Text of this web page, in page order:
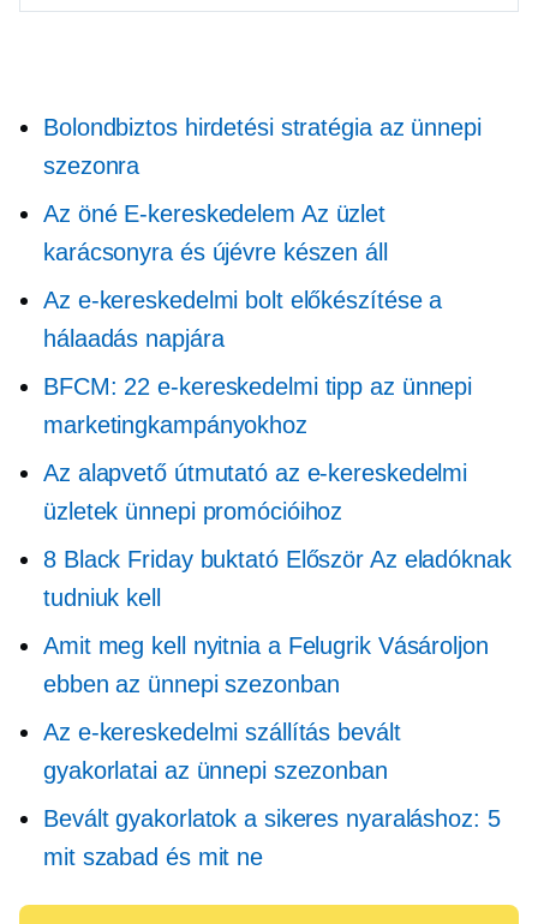
Bolondbiztos hirdetési stratégia az ünnepi
szezonra
Az öné E-kereskedelem Az üzlet
karácsonyra és újévre készen áll
Az e-kereskedelmi bolt előkészítése a
hálaadás napjára
BFCM: 22 e-kereskedelmi tipp az ünnepi
marketingkampányokhoz
Az alapvető útmutató az e-kereskedelmi
üzletek ünnepi promócióihoz
8 Black Friday buktató Először Az eladóknak
tudniuk kell
Amit meg kell nyitnia a FelugrikVásároljon
ebben az ünnepi szezonban
Az e-kereskedelmi szállítás bevált
gyakorlatai az ünnepi szezonban
Bevált gyakorlatok a sikeres nyaraláshoz: 5
mit szabad és mit ne